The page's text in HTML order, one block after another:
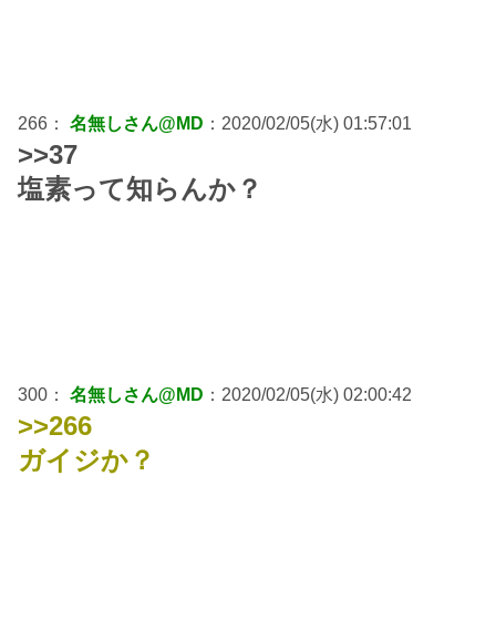
266： 名無しさん@MD ：2020/02/05(水) 01:57:01
>>37
塩素って知らんか？
300： 名無しさん@MD ：2020/02/05(水) 02:00:42
>>266
ガイジか？